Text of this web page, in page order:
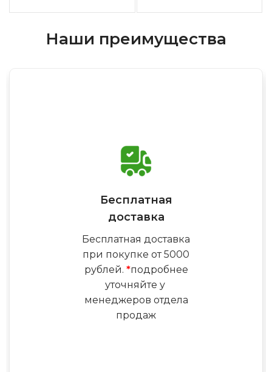
Наши преимущества
Бесплатная
доставка
Бесплатная доставка
при покупке от 5000
рублей. *подробнее
уточняйте у
менеджеров отдела
продаж